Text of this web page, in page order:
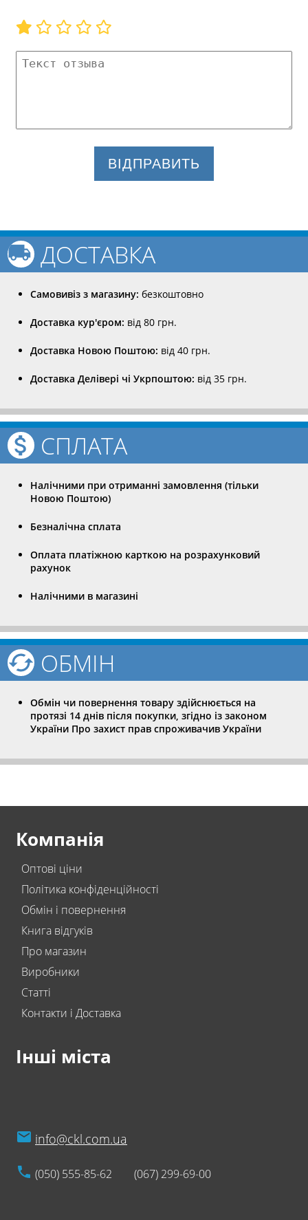
ВІДПРАВИТЬ
ДОСТАВКА
Самовивіз з магазину: безкоштовно
Доставка кур'єром: від 80 грн.
Доставка Новою Поштою: від 40 грн.
Доставка Делівері чі Укрпоштою: від 35 грн.
СПЛАТА
Налічними при отриманні замовлення (тільки
Новою Поштою)
Безналічна сплата
Оплата платіжною карткою на розрахунковий
рахунок
Налічними в магазині
ОБМІН
Обмін чи повернення товару здійснюється на
протязі 14 днів після покупки, згідно із законом
України Про захист прав спроживачив України
Компанія
Оптові ціни
Політика конфіденційності
Обмін і повернення
Книга відгуків
Про магазин
Виробники
Статті
Контакти і Доставка
Інші міста
info@ckl.com.ua
(050) 555-85-62 (067) 299-69-00